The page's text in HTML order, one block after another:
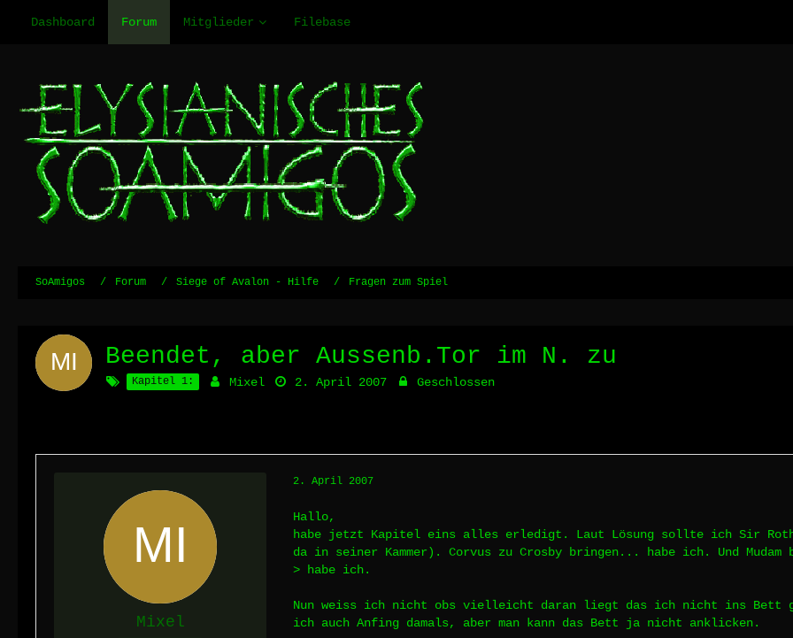
Dashboard Forum Mitglieder Filebase
SoAmigos Forum Siege of Avalon - Hilfe Fragen zum Spiel
Beendet, aber Aussenb.Tor im N. zu
Kapitel 1: Mixel 2. April 2007 Geschlossen
Mixel
2. April 2007
Hallo,
habe jetzt Kapitel eins alles erledigt. Laut Lösung sollte ich Sir Roth
da in seiner Kammer). Corvus zu Crosby bringen... habe ich. Und
> habe ich.
Nun weiss ich nicht obs vielleicht daran liegt das ich nicht ins Bett
ich auch Anfing damals, aber man kann das Bett ja nicht anklicken.